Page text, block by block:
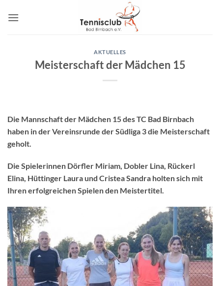
Inhalt
AKTUELLES
Meisterschaft der Mädchen 15
Die Mannschaft der Mädchen 15 des TC Bad Birnbach
haben in der Vereinsrunde der Südliga 3 die Meisterschaft
geholt.
Die Spielerinnen Dörfler Miriam, Dobler Lina, Rückerl
Elina, Hüttinger Laura und Cristea Sandra holten sich mit
Ihren erfolgreichen Spielen den Meistertitel.